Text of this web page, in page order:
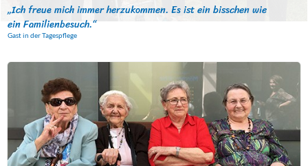
„Ich freue mich immer herzukommen. Es ist ein bisschen wie
ein Familienbesuch.“
Gast in der Tagespflege